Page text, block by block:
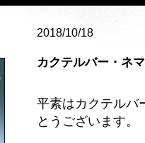
2018/10/18
カクテルバー・ネ
平素はカクテルバ
とうございます。